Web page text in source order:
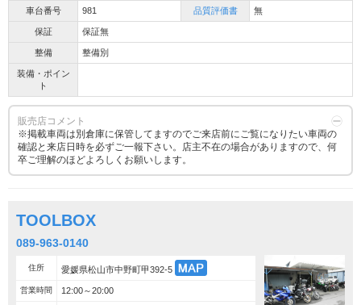
車台番号 981 品質評価書 無
保証 保証無
整備 整備別
装備・ポイン
ト
販売店コメント
※掲載車両は別倉庫に保管してますのでご来店前にご覧になりたい車両の
確認と来店日時を必ずご一報下さい。店主不在の場合がありますので、何
卒ご理解のほどよろしくお願いします。
TOOLBOX
089-963-0140
住所 愛媛県松山市中野町甲392-5
営業時間 12:00～20:00